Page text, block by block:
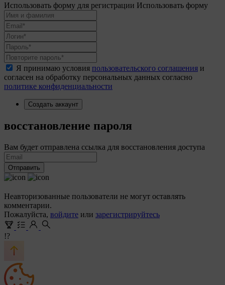
Использовать форму для регистрации Использовать форму
Я принимаю условия пользовательского соглашения и
согласен на обработку персональных данных согласно
политике конфиденциальности
Создать аккаунт
восстановление пароля
Вам будет отправлена ссылка для восстановления доступа
Отправить
Неавторизованные пользователи не могут оставлять
комментарии.
Пожалуйста, войдите или зарегистрируйтесь
!?